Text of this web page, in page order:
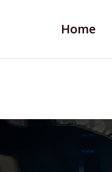
Home